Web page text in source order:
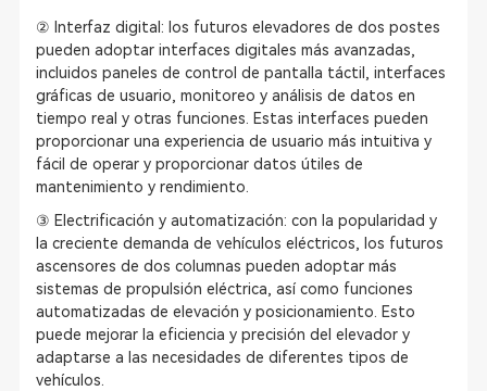
② Interfaz digital: los futuros elevadores de dos postes
pueden adoptar interfaces digitales más avanzadas,
incluidos paneles de control de pantalla táctil, interfaces
gráficas de usuario, monitoreo y análisis de datos en
tiempo real y otras funciones. Estas interfaces pueden
proporcionar una experiencia de usuario más intuitiva y
fácil de operar y proporcionar datos útiles de
mantenimiento y rendimiento.
③ Electrificación y automatización: con la popularidad y
la creciente demanda de vehículos eléctricos, los futuros
ascensores de dos columnas pueden adoptar más
sistemas de propulsión eléctrica, así como funciones
automatizadas de elevación y posicionamiento. Esto
puede mejorar la eficiencia y precisión del elevador y
adaptarse a las necesidades de diferentes tipos de
vehículos.